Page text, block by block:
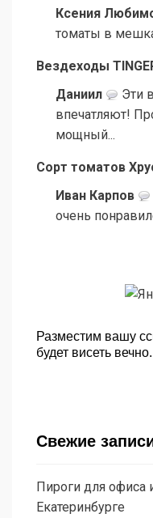
Ксения
томаты в
Вездеходы
Даниил
Эти
впечатляют!
мощный...
Сорт томатов
Иван Карпов
очень
Разместим вашу
будет висеть вечно.
Свежие
Пироги для офиса
Екатеринбурге